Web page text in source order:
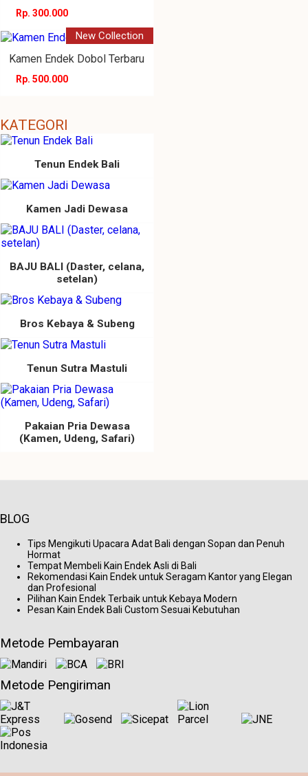
Rp. 300.000
New Collection
Kamen Endek Dobol Terbaru
Rp. 500.000
KATEGORI
Tenun Endek Bali
Kamen Jadi Dewasa
BAJU BALI (Daster, celana,
setelan)
Bros Kebaya & Subeng
Tenun Sutra Mastuli
Pakaian Pria Dewasa
(Kamen, Udeng, Safari)
BLOG
Tips Mengikuti Upacara Adat Bali dengan Sopan dan Penuh
Hormat
Tempat Membeli Kain Endek Asli di Bali
Rekomendasi Kain Endek untuk Seragam Kantor yang Elegan
dan Profesional
Pilihan Kain Endek Terbaik untuk Kebaya Modern
Pesan Kain Endek Bali Custom Sesuai Kebutuhan
Metode Pembayaran
Metode Pengiriman